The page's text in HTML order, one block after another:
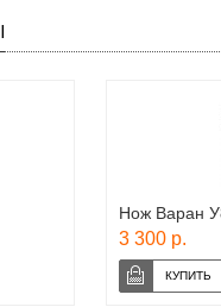
Нож Варан
3 300 р.